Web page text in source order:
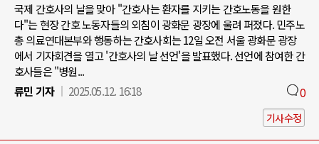
국제 간호사의 날을 맞아 "간호사는 환자를 지키는 간호노동을 원한
다"는 현장 간호 노동자들의 외침이 광화문 광장에 울려 퍼졌다. 민주노
총 의료연대본부와 행동하는 간호사회는 12일 오전 서울 광화문 광장
에서 기자회견을 열고 '간호사의 날 선언'을 발표했다. 선언에 참여한 간
호사들은 "병원...
류민 기자
2025.05.12. 16:18 0
기사수정